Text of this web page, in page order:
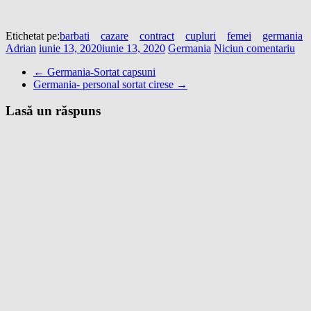
Etichetat pe:barbati cazare contract cupluri femei germania
Adrian iunie 13, 2020iunie 13, 2020 Germania Niciun comentariu
← Germania-Sortat capsuni
Germania- personal sortat cirese →
Lasă un răspuns